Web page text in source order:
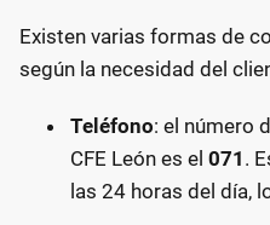
Existen varias formas de
según la necesidad del
Teléfono: el número
CFE León es el 071 .
las 24 horas del día,